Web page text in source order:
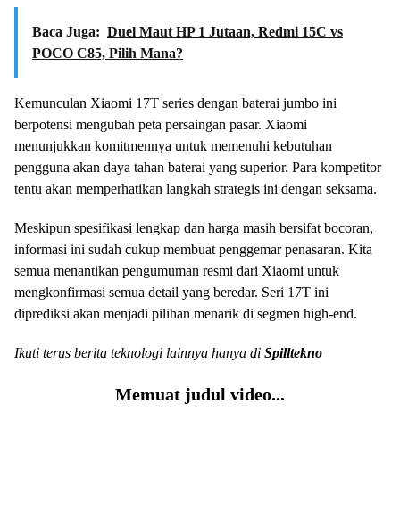
Baca Juga: Duel Maut HP 1 Jutaan, Redmi 15C vs
POCO C85, Pilih Mana?
Kemunculan Xiaomi 17T series dengan baterai jumbo ini
berpotensi mengubah peta persaingan pasar. Xiaomi
menunjukkan komitmennya untuk memenuhi kebutuhan
pengguna akan daya tahan baterai yang superior. Para kompetitor
tentu akan memperhatikan langkah strategis ini dengan seksama.
Meskipun spesifikasi lengkap dan harga masih bersifat bocoran,
informasi ini sudah cukup membuat penggemar penasaran. Kita
semua menantikan pengumuman resmi dari Xiaomi untuk
mengkonfirmasi semua detail yang beredar. Seri 17T ini
diprediksi akan menjadi pilihan menarik di segmen high-end.
Ikuti terus berita teknologi lainnya hanya di Spilltekno
Memuat judul video...